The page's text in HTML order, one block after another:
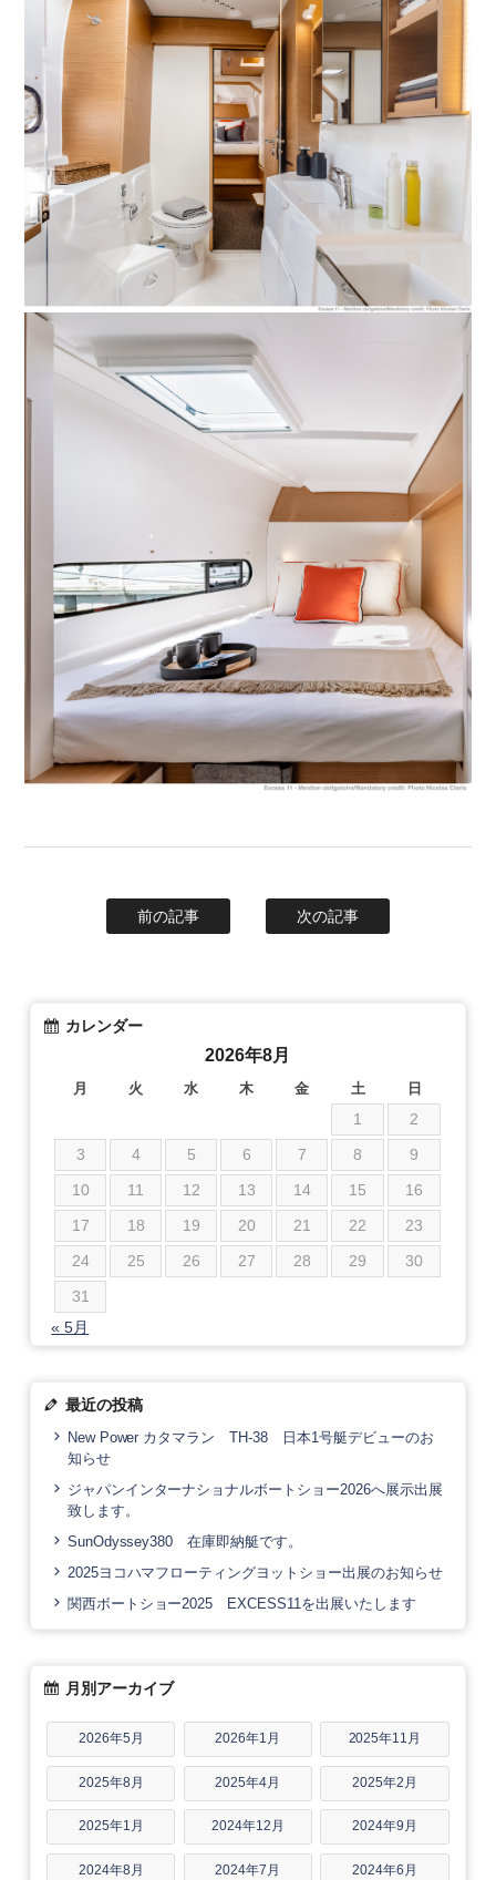
前の記事 次の記事
カレンダー
2026年8月
月 火 水 木 金 土 日
1
2
3
4 5 6 7 8
9
10
11 12 13 14 15
16
17
18 19 20 21 22
23
24
25 26 27 28 29
30
31
« 5月
最近の投稿
New Power カタマラン TH-38 日本1号艇デビューのお
知らせ
ジャパンインターナショナルボートショー2026へ展示出展
致します。
SunOdyssey380 在庫即納艇です。
2025ヨコハマフローティングヨットショー出展のお知らせ
関西ボートショー2025 EXCESS11を出展いたします
月別アーカイブ
2026年5月 2026年1月 2025年11月
2025年8月 2025年4月 2025年2月
2025年1月 2024年12月 2024年9月
2024年8月 2024年7月 2024年6月